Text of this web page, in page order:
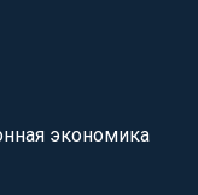
экономика